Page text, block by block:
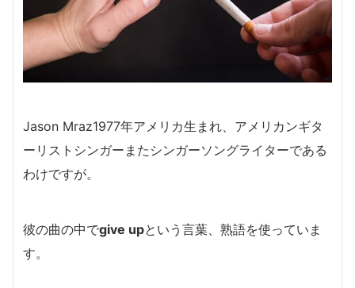
Jason Mraz1977年アメリカ生まれ、アメリカンギタ
ーリストシンガーまたシンガーソングライターである
わけですが。
彼の曲の中でgive upという言葉、熟語を使っていま
す。